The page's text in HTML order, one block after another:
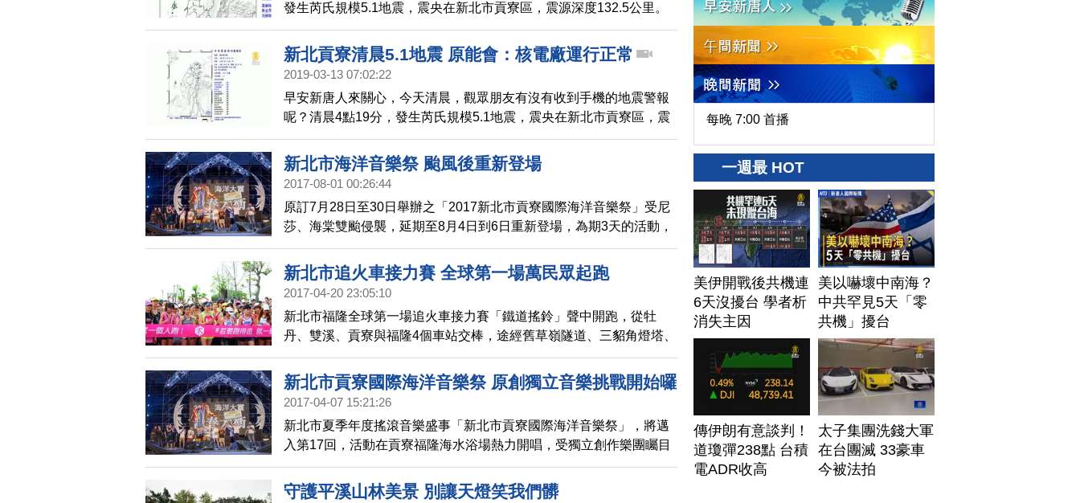
發生芮氏規模5.1地震，震央在新北市貢寮區，震源深度132.5公里。
震央距離核一、核二廠都不到30公里，原能會表示，各機組都正常運
作，沒有異常情況發生。不過，國家級警報顯示，預估北市震度3級，
但實際台北市只有1級。氣象局致歉表示，因為這次地震比較深，能量
新北貢寮清晨5.1地震 原能會：核電廠運行正常
2019-03-13 07:02:22
早安新唐人來關心，今天清晨，觀眾朋友有沒有收到手機的地震警報
呢？清晨4點19分，發生芮氏規模5.1地震，震央在新北市貢寮區，震
源深度132.5公里。震央距離核一、核二廠都不到30公里，原能會表
示，各機組都正常運作，沒有異常情況發生。這次最大震度2級，分別
是宜蘭縣、新北市、花蓮縣和台中市。另外，台北、桃園、新竹也有
新北市海洋音樂祭 颱風後重新登場
2017-08-01 00:26:44
原訂7月28日至30日舉辦之「2017新北市貢寮國際海洋音樂祭」受尼
莎、海棠雙颱侵襲，延期至8月4日到6日重新登場，為期3天的活動，
8/4「團團轉」由海洋獨立音樂大賞第十六回評審團大獎得主THE
ROADSIDE INN熱鬧開場，接著是對尬雙舞台拚台－熱情島國牙買加
SKA風情的SKARAOKE對上瑪莉咬凱利、台客漂撇搖滾濁水溪公社
樂團二手玫瑰，最後由四分衛及糯米糰做精彩壓軸演出。
新北市追火車接力賽 全球第一場萬民眾起跑
2017-04-20 23:05:10
新北市福隆全球第一場追火車接力賽「鐵道搖鈴」聲中開跑，從牡
丹、雙溪、貢寮與福隆4個車站交棒，途經舊草嶺隧道、三貂角燈塔、
太平洋岸、雙溪河岸等，民眾及跑友感受鐵道旁沿線「追火車」的樂
趣
新北市貢寮國際海洋音樂祭 原創獨立音樂挑戰開始囉
2017-04-07 15:21:26
新北市夏季年度搖滾音樂盛事「新北市貢寮國際海洋音樂祭」，將邁
入第17回，活動在貢寮福隆海水浴場熱力開唱，受獨立創作樂團矚目
的「海洋獨立音樂大賞」開放報名
守護平溪山林美景 別讓天燈笑我們髒
每晚 7:00 首播
一週最 HOT
美伊開戰後共機連
6天沒擾台 學者析
消失主因
美以嚇壞中南海？
中共罕見5天「零
共機」擾台
傳伊朗有意談判！
道瓊彈238點 台積
電ADR收高
太子集團洗錢大軍
在台團滅 33豪車
今被法拍